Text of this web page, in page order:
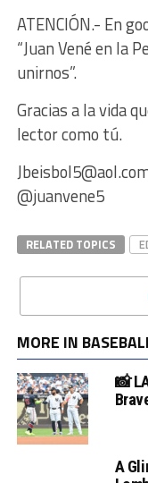
ATENCIÓN.- En
“Juan Vené en la
unirnos”.
Gracias a la vida
lector como tú.
@juanvene5
RELATED TOPICS
MORE IN
📸
A